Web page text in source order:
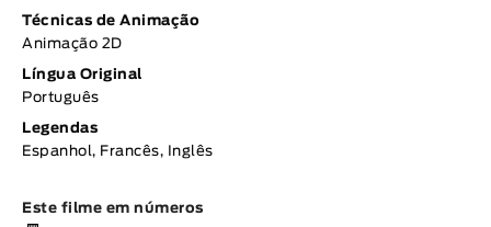
Técnicas de Animação
Animação 2D
Língua Original
Português
Legendas
Espanhol, Francês, Inglês
Este filme em números